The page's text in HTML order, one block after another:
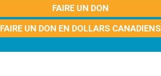
FAIRE UN DON
FAIRE UN DON EN DOLLARS CANADIENS